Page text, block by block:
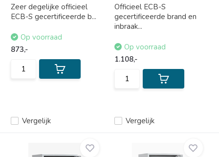
Zeer degelijke officieel
ECB-S gecertificeerde b...
Vergelijk
Op voorraad
873,-
Officieel ECB-S
gecertificeerde brand en
inbraak...
Vergelijk
Op voorraad
1.108,-